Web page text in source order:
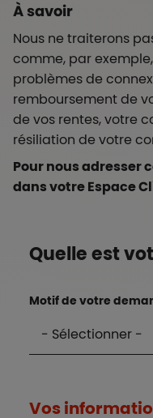
À savoir
Nous ne traiterons
comme, par
problèmes de
remboursement de
de vos rentes, votre
résiliation de votre
Pour nous adresser
dans votre Espace
Référence au bloc
Quelle est
Motif de votre
Vos